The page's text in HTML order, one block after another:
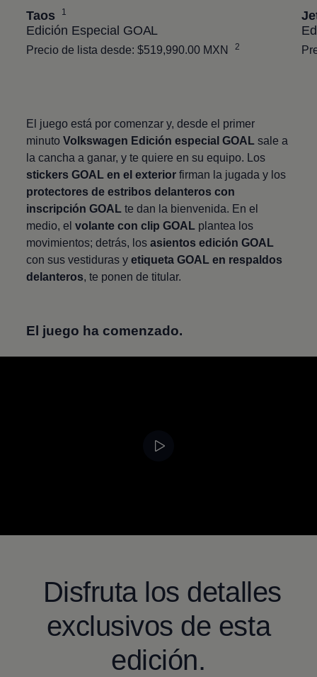
Taos 1
Edición Especial GOAL
Precio de lista desde: $519,990.00 MXN 2
El juego está por comenzar y, desde el primer
minutoVolkswagen Edición especial GOAL sale a
la cancha a ganar, y te quiere en su equipo. Los
stickers GOAL en el exterior firman la jugada y los
protectores de estribos delanteros con
inscripción GOALte dan la bienvenida. En el
medio, elvolante con clip GOAL plantea los
movimientos; detrás, losasientos edición GOAL
con sus vestiduras yetiqueta GOAL en respaldos
delanteros, te ponen de titular.
El juego ha comenzado.
Disfruta los detalles
exclusivos de esta
edición.